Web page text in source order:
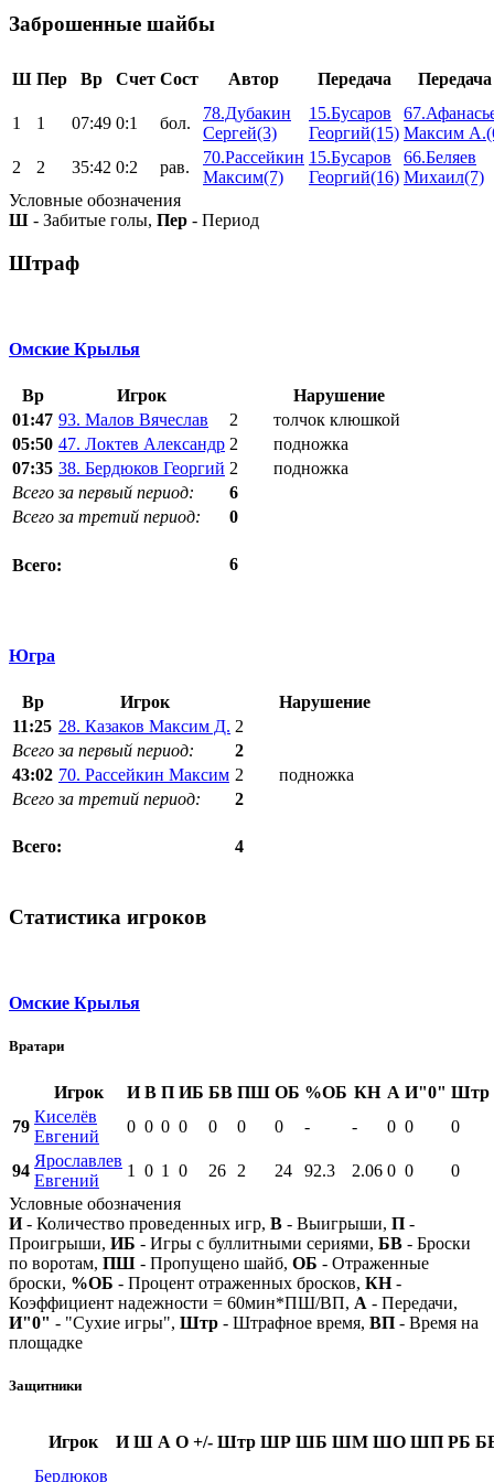
Заброшенные шайбы
Ш Пер Вр Счет Сост Автор Передача Передача
1 1 07:49 0:1 бол.
78.Дубакин
Сергей(3)
15.Бусаров
Георгий(15) Максим
2
2 35:42 0:2 рав.
70.Рассейкин
Максим(7)
15.Бусаров
Георгий(16)
66.Беляев
Михаил(7)
Условные обозначения
Ш - Забитые голы, Пер - Период
Штраф
Омские Крылья
Вр Игрок
Нарушение
01:47 93. Малов Вячеслав 2
толчок клюшкой
05:50 47. Локтев Александр 2
подножка
07:35 38. Бердюков Георгий 2
подножка
Всего за первый период:
6
Всего за третий период:
0
Всего: 6
Югра
Вр Игрок
Нарушение
11:25 28. Казаков Максим Д. 2
Всего за первый период:
2
43:02 70. Рассейкин Максим 2
подножка
Всего за третий период:
2
Всего: 4
Статистика игроков
Омские Крылья
Вратари
Игрок И В П ИБ БВ ПШ ОБ %ОБ КН А И"0" Штр
79
Киселёв
Евгений
0 0 0 0 0 0 0 - - 0 0 0
94
Ярославлев
Евгений
1 0 1 0 26 2 24 92.3 2.06 0 0
0
Условные обозначения
И- Количество проведенных игр, В - Выигрыши, П -
Проигрыши, ИБ - Игры с буллитными сериями, БВ - Броски
по воротам, ПШ - Пропущено шайб, ОБ - Отраженные
броски, %ОБ - Процент отраженных бросков, КН-
Коэффициент надежности = 60мин*ПШ/ВП, А - Передачи,
И"0" - "Сухие игры", Штр - Штрафное время, ВП - Время на
площадке
Защитники
Игрок И Ш А О +/- Штр ШР ШБ ШМ ШО ШП РБ
Бердюков